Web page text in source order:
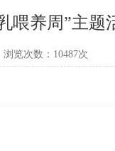
喂养周”主
浏览次数：10487次